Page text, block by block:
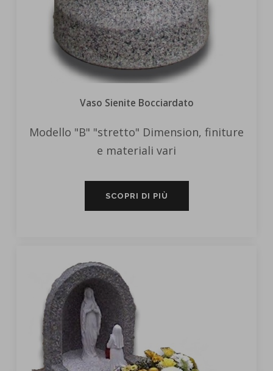
Vaso Sienite Bocciardato
Modello "B" "stretto" Dimension, finiture
e materiali vari
SCOPRI DI PIÙ